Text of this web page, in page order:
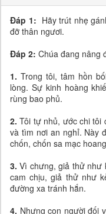
Đáp 1: Hãy trút nhẹ
đỡ thân ngươi.
Đáp 2: Chúa đang nâng
1. Trong tôi, tâm hồn
lòng. Sự kinh hoàng
rùng bao phủ.
2.Tôi tự nhủ, ước chi tôi
và tìm nơi an nghỉ. Này
chốn, chốn sa mạc
3.Vì chưng, giả thử như
cam chịu, giả thử như
đường xa tránh hắn.
4. Nhưng con người đối